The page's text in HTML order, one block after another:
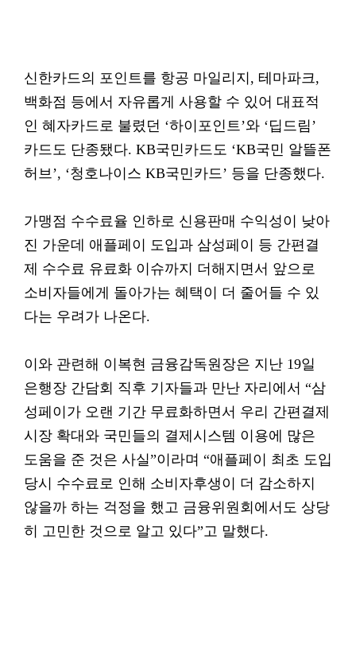
신한카드의 포인트를 항공 마일리지, 테마파크,
백화점 등에서 자유롭게 사용할 수 있어 대표적
인 혜자카드로 불렸던 ‘하이포인트’와 ‘딥드림’
카드도 단종됐다. KB국민카드도 ‘KB국민 알뜰폰
허브’, ‘청호나이스 KB국민카드’ 등을 단종했다.
가맹점 수수료율 인하로 신용판매 수익성이 낮아
진 가운데 애플페이 도입과 삼성페이 등 간편결
제 수수료 유료화 이슈까지 더해지면서 앞으로
소비자들에게 돌아가는 혜택이 더 줄어들 수 있
다는 우려가 나온다.
이와 관련해 이복현 금융감독원장은 지난 19일
은행장 간담회 직후 기자들과 만난 자리에서 “삼
성페이가 오랜 기간 무료화하면서 우리 간편결제
시장 확대와 국민들의 결제시스템 이용에 많은
도움을 준 것은 사실”이라며 “애플페이 최초 도입
당시 수수료로 인해 소비자후생이 더 감소하지
않을까 하는 걱정을 했고 금융위원회에서도 상당
히 고민한 것으로 알고 있다”고 말했다.